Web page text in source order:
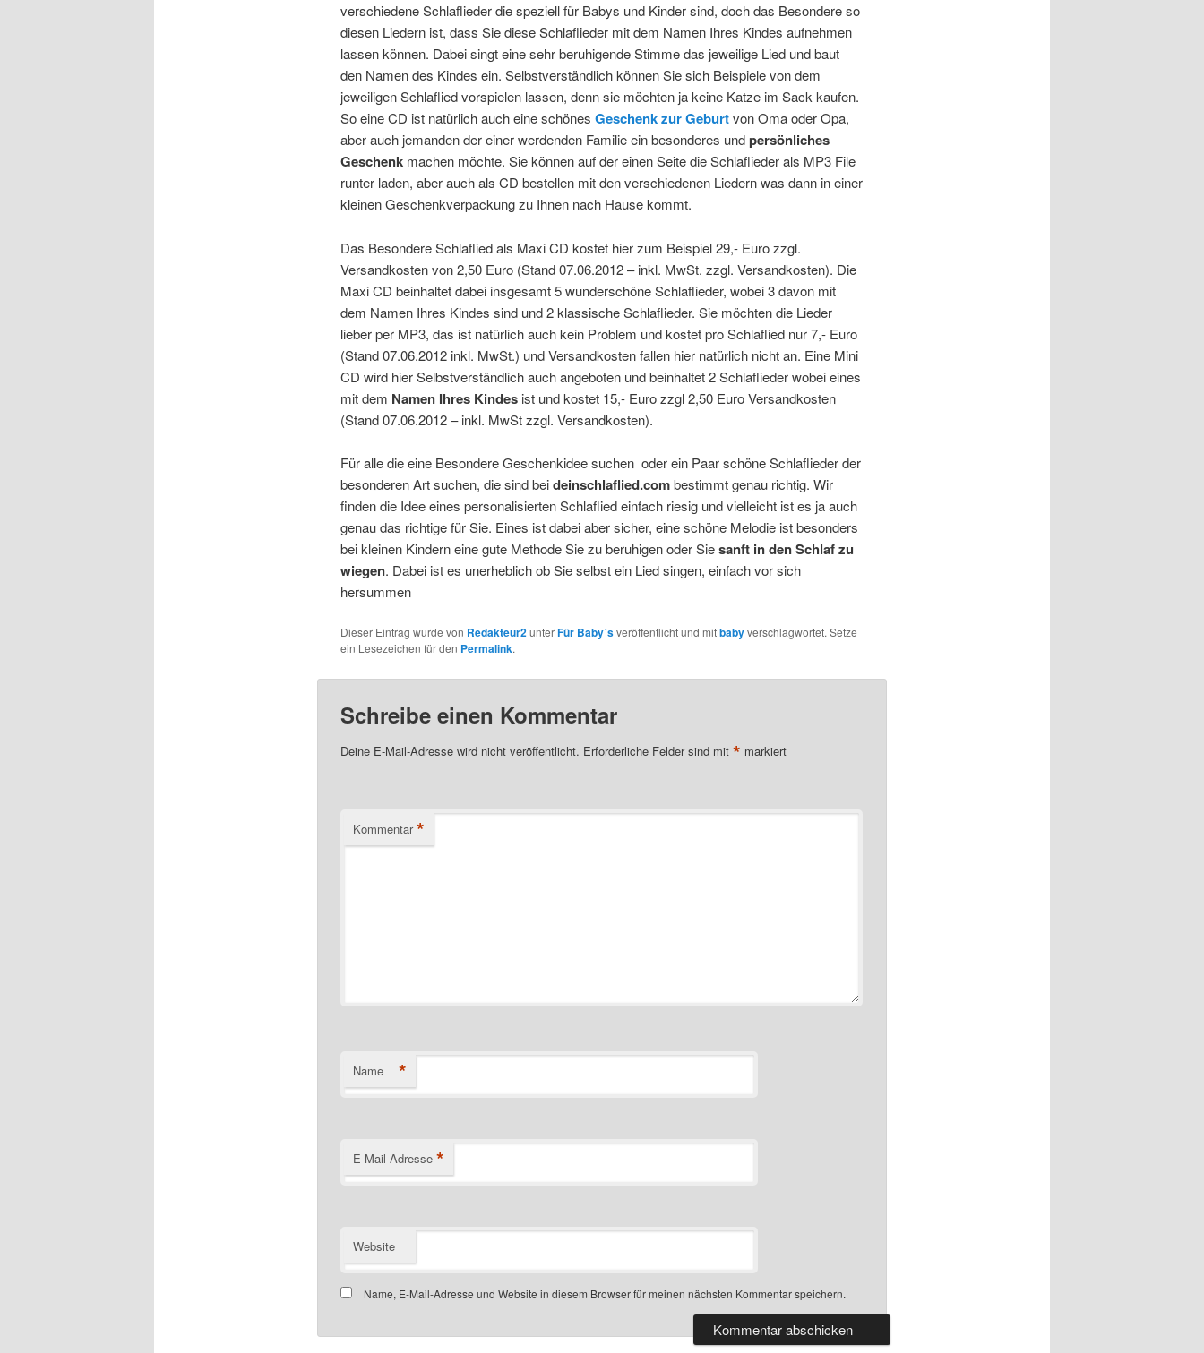
verschiedene Schlaflieder die speziell für Babys und Kinder sind, doch das Besondere so
diesen Liedern ist, dass Sie diese Schlaflieder mit dem Namen Ihres Kindes aufnehmen
lassen können. Dabei singt eine sehr beruhigende Stimme das jeweilige Lied und baut
den Namen des Kindes ein. Selbstverständlich können Sie sich Beispiele von dem
jeweiligen Schlaflied vorspielen lassen, denn sie möchten ja keine Katze im Sack kaufen.
So eine CD ist natürlich auch eine schönes Geschenk zur Geburtvon Oma oder Opa,
aber auch jemanden der einer werdenden Familie ein besonderes undpersönliches
Geschenkmachen möchte. Sie können auf der einen Seite die Schlaflieder als MP3 File
runter laden, aber auch als CD bestellen mit den verschiedenen Liedern was dann in einer
kleinen Geschenkverpackung zu Ihnen nach Hause kommt.
Das Besondere Schlaflied als Maxi CD kostet hier zum Beispiel 29,- Euro zzgl.
Versandkosten von 2,50 Euro (Stand 07.06.2012 – inkl. MwSt. zzgl. Versandkosten). Die
Maxi CD beinhaltet dabei insgesamt 5 wunderschöne Schlaflieder, wobei 3 davon mit
dem Namen Ihres Kindes sind und 2 klassische Schlaflieder. Sie möchten die Lieder
lieber per MP3, das ist natürlich auch kein Problem und kostet pro Schlaflied nur 7,- Euro
(Stand 07.06.2012 inkl. MwSt.) und Versandkosten fallen hier natürlich nicht an. Eine Mini
CD wird hier Selbstverständlich auch angeboten und beinhaltet 2 Schlaflieder wobei eines
mit dem Namen Ihres Kindesist und kostet 15,- Euro zzgl 2,50 Euro Versandkosten
(Stand 07.06.2012 – inkl. MwSt zzgl. Versandkosten).
Für alle die eine Besondere Geschenkidee suchen oder ein Paar schöne Schlaflieder der
besonderen Art suchen, die sind beideinschlaflied.combestimmt genau richtig. Wir
finden die Idee eines personalisierten Schlaflied einfach riesig und vielleicht ist es ja auch
genau das richtige für Sie. Eines ist dabei aber sicher, eine schöne Melodie ist besonders
bei kleinen Kindern eine gute Methode Sie zu beruhigen oder Siesanft in den Schlaf zu
wiegen. Dabei ist es unerheblich ob Sie selbst ein Lied singen, einfach vor sich
hersummen
Dieser Eintrag wurde von Redakteur2unterFür Baby´sveröffentlicht und mitbabyverschlagwortet. Setze
ein Lesezeichen für den Permalink.
Schreibe einen Kommentar
Deine E-Mail-Adresse wird nicht veröffentlicht. Erforderliche Felder sind mit * markiert
Kommentar *
Name *
E-Mail-Adresse *
Website
Name, E-Mail-Adresse und Website in diesem Browser für meinen nächsten Kommentar speichern.